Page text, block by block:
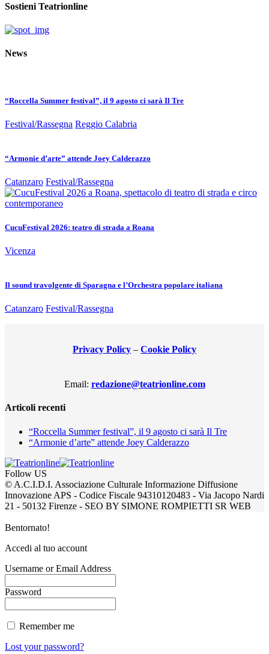
Sostieni Teatrionline
News
“Roccella Summer festival”, il 9 agosto ci sarà Il Tre
Festival/Rassegna Reggio Calabria
“Armonie d’arte” attende Joey Calderazzo
Catanzaro Festival/Rassegna
CucuFestival 2026: teatro di strada a Roana
Vicenza
Il sound travolgente di Sparagna e l’Orchestra popolare italiana
Catanzaro Festival/Rassegna
Privacy Policy – Cookie Policy
Email: redazione@teatrionline.com
Articoli recenti
“Roccella Summer festival”, il 9 agosto ci sarà Il Tre
“Armonie d’arte” attende Joey Calderazzo
Follow US
© A.C.I.D.I. Associazione Culturale Informazione Diffusione
Innovazione APS - Codice Fiscale 94310120483 - Via Jacopo Nardi
21 - 50132 Firenze - SEO BY SIMONE ROMPIETTI SR WEB
Bentornato!
Accedi al tuo account
Username or Email Address
Password
Remember me
Lost your password?